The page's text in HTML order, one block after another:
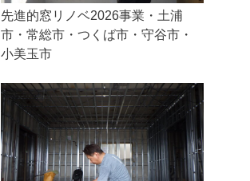
先進的窓リノベ2026事業・土浦
市・常総市・つくば市・守谷市・
小美玉市